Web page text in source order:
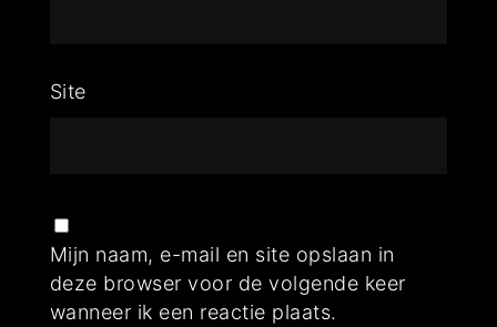
Site
Mijn naam, e-mail en site opslaan in
deze browser voor de volgende keer
wanneer ik een reactie plaats.